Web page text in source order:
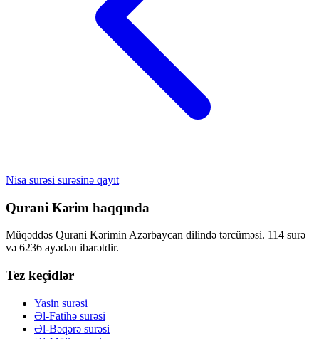
Nisa surəsi surəsinə qayıt
Qurani Kərim haqqında
Müqəddəs Qurani Kərimin Azərbaycan dilində tərcüməsi. 114 surə
və 6236 ayədən ibarətdir.
Tez keçidlər
Yasin surəsi
Əl-Fatihə surəsi
Əl-Bəqərə surəsi